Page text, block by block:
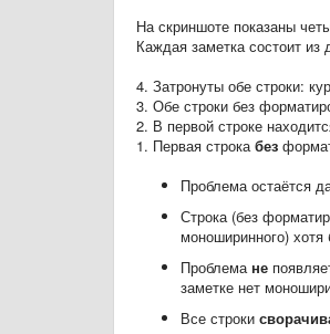
На скриншоте показаны
Каждая заметка состоит из
4. Затронуты обе строки:
3. Обе строки без
2. В первой строке
1. Первая строка без
Проблема остаётся
Строка (без
моноширинного)
Проблема не
заметке нет
Все строки